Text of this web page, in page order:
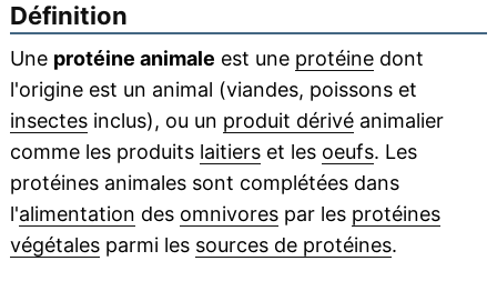
Définition
Une protéine animale est une protéinedont
l'origine est un animal (viandes, poissons et
insectesinclus), ou un produit dérivéanimalier
comme les produits laitierset les oeufs. Les
protéines animales sont complétées dans
l'alimentation des omnivorespar les protéines
végétalesparmi les sources de protéines.